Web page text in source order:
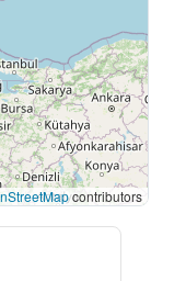
contributors